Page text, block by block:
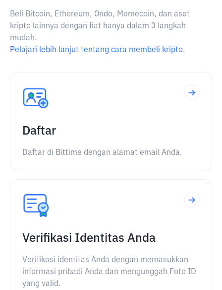
Beli Bitcoin, Ethereum, Ondo, Memecoin, dan aset
kripto lainnya dengan fiat hanya dalam 3 langkah
mudah.
Pelajari lebih lanjut tentang cara membeli kripto.
Daftar
Daftar di Bittime dengan alamat email Anda.
Verifikasi Identitas Anda
Verifikasi identitas Anda dengan memasukkan
informasi pribadi Anda dan mengunggah Foto ID
yang valid.